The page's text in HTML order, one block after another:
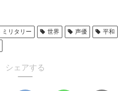
ミリタリー 世界 声優
平和
シェアする